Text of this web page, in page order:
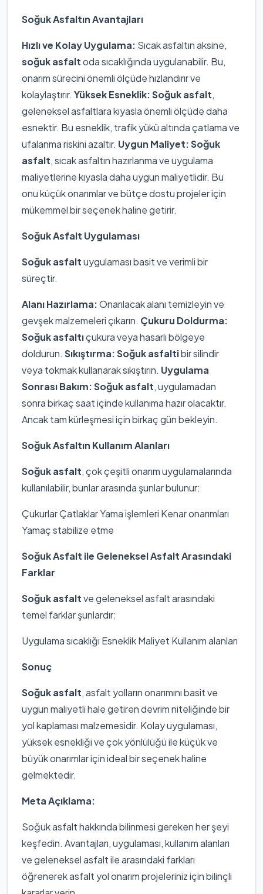
Soğuk Asfaltın Avantajları
Hızlı ve Kolay Uygulama: Sıcak asfaltın aksine,
soğuk asfaltoda sıcaklığında uygulanabilir. Bu,
onarım sürecini önemli ölçüde hızlandırır ve
kolaylaştırır. Yüksek Esneklik:Soğuk asfalt,
geleneksel asfaltlara kıyasla önemli ölçüde daha
esnektir. Bu esneklik, trafik yükü altında çatlama ve
ufalanma riskini azaltır. Uygun Maliyet:Soğuk
asfalt, sıcak asfaltın hazırlanma ve uygulama
maliyetlerine kıyasla daha uygun maliyetlidir. Bu
onu küçük onarımlar ve bütçe dostu projeler için
mükemmel bir seçenek haline getirir.
Soğuk Asfalt Uygulaması
Soğuk asfaltuygulaması basit ve verimli bir
süreçtir.
Alanı Hazırlama:Onarılacak alanı temizleyin ve
gevşek malzemeleri çıkarın. Çukuru Doldurma:
Soğuk asfaltıçukura veya hasarlı bölgeye
doldurun. Sıkıştırma:Soğuk asfaltibir silindir
veya tokmak kullanarak sıkıştırın. Uygulama
Sonrası Bakım:Soğuk asfalt, uygulamadan
sonra birkaç saat içinde kullanıma hazır olacaktır.
Ancak tam kürleşmesi için birkaç gün bekleyin.
Soğuk Asfaltın Kullanım Alanları
Soğuk asfalt, çok çeşitli onarım uygulamalarında
kullanılabilir, bunlar arasında şunlar bulunur:
Çukurlar Çatlaklar Yama işlemleri Kenar onarımları
Yamaç stabilize etme
Soğuk Asfalt ile Geleneksel Asfalt Arasındaki
Farklar
Soğuk asfaltve geleneksel asfalt arasındaki
temel farklar şunlardır:
Uygulama sıcaklığı Esneklik Maliyet Kullanım alanları
Sonuç
Soğuk asfalt, asfalt yolların onarımını basit ve
uygun maliyetli hale getiren devrim niteliğinde bir
yol kaplaması malzemesidir. Kolay uygulaması,
yüksek esnekliği ve çok yönlülüğü ile küçük ve
büyük onarımlar için ideal bir seçenek haline
gelmektedir.
Meta Açıklama:
Soğuk asfalt hakkında bilinmesi gereken her şeyi
keşfedin. Avantajları, uygulaması, kullanım alanları
ve geleneksel asfalt ile arasındaki farkları
öğrenerek asfalt yol onarım projeleriniz için bilinçli